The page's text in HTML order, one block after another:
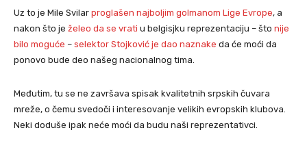
Uz to je Mile Svilar proglašen najboljim golmanom Lige Evrope, a
nakon što je želeo da se vrati u belgisjku reprezentaciju – što nije
bilo moguće – selektor Stojković je dao naznake da će moći da
ponovo bude deo našeg nacionalnog tima.
Međutim, tu se ne završava spisak kvalitetnih srpskih čuvara
mreže, o čemu svedoči i interesovanje velikih evropskih klubova.
Neki doduše ipak neće moći da budu naši reprezentativci.